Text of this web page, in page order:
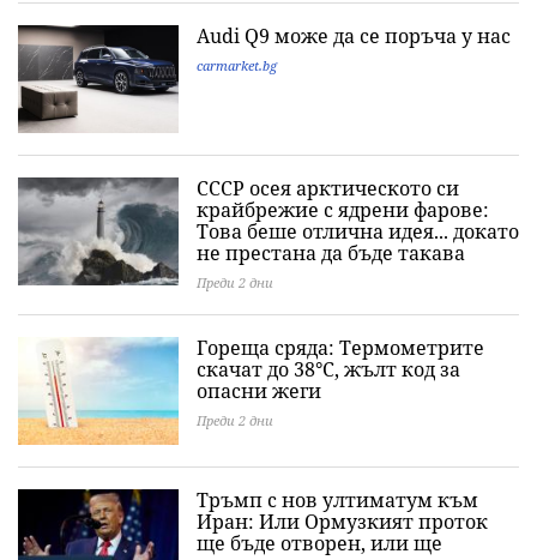
Audi Q9 може да се поръча у нас
carmarket.bg
СССР осея арктическото си
крайбрежие с ядрени фарове:
Това беше отлична идея... докато
не престана да бъде такава
Преди 2 дни
Гореща сряда: Термометрите
скачат до 38°C, жълт код за
опасни жеги
Преди 2 дни
Тръмп с нов ултиматум към
Иран: Или Ормузкият проток
ще бъде отворен, или ще